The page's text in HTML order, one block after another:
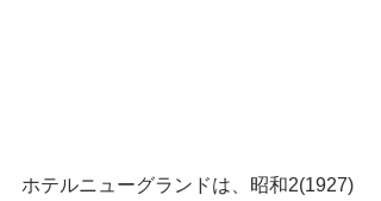
ホテルニューグランドは、昭和2(1927)